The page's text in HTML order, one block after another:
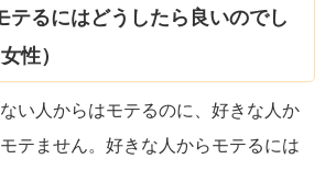
テるにはどうしたら良いのでし
性）
い人からはモテるのに、好きな人か
テません。好きな人からモテるには